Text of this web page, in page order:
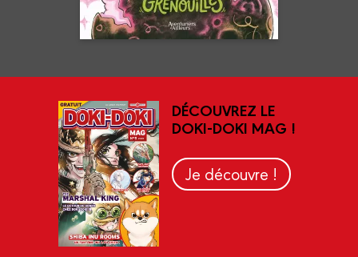
En voir +
DÉCOUVREZ LE
DOKI-DOKI MAG !
Je découvre !